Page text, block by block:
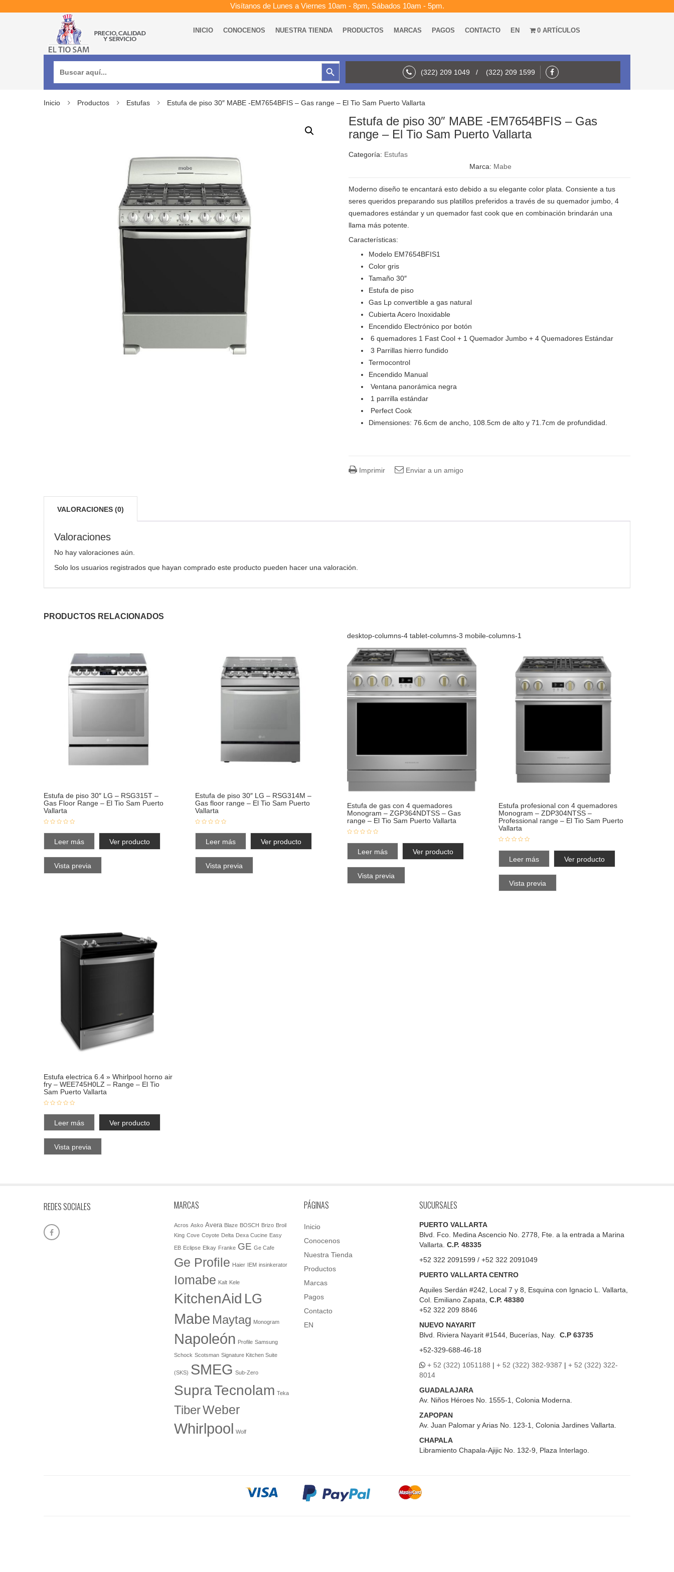
Visítanos de Lunes a Viernes 10am - 8pm, Sábados 10am - 5pm.
INICIO CONOCENOS NUESTRA TIENDA PRODUCTOS MARCAS PAGOS CONTACTO EN 0 ARTÍCULOS
Botón de búsqueda
(322) 209 1049 / (322) 209 1599
Inicio Productos Estufas Estufa de piso 30″ MABE -EM7654BFIS – Gas range – El Tio Sam Puerto Vallarta
Estufa de piso 30″ MABE -EM7654BFIS – Gas
range – El Tio Sam Puerto Vallarta
Categoría: Estufas
Marca: Mabe
Moderno diseño te encantará esto debido a su elegante color plata. Consiente a tus
seres queridos preparando sus platillos preferidos a través de su quemador jumbo, 4
quemadores estándar y un quemador fast cook que en combinación brindarán una
llama más potente.
Características:
Modelo EM7654BFIS1
Color gris
Tamaño 30″
Estufa de piso
Gas Lp convertible a gas natural
Cubierta Acero Inoxidable
Encendido Electrónico por botón
6 quemadores 1 Fast Cool + 1 Quemador Jumbo + 4 Quemadores Estándar
3 Parrillas hierro fundido
Termocontrol
Encendido Manual
Ventana panorámica negra
1 parrilla estándar
Perfect Cook
Dimensiones: 76.6cm de ancho, 108.5cm de alto y 71.7cm de profundidad.
Imprimir Enviar a un amigo
VALORACIONES (0)
Valoraciones
No hay valoraciones aún.
Solo los usuarios registrados que hayan comprado este producto pueden hacer una valoración.
PRODUCTOS RELACIONADOS
desktop-columns-4 tablet-columns-3 mobile-columns-1
Estufa de piso 30″ LG – RSG315T –
Gas Floor Range – El Tio Sam Puerto
Vallarta
Leer más Ver producto
Vista previa
Estufa de piso 30″ LG – RSG314M –
Gas floor range – El Tio Sam Puerto
Vallarta
Leer más Ver producto
Vista previa
Estufa de gas con 4 quemadores
Monogram – ZGP364NDTSS – Gas
range – El Tio Sam Puerto Vallarta
Leer más Ver producto
Vista previa
Estufa profesional con 4 quemadores
Monogram – ZDP304NTSS –
Professional range – El Tio Sam Puerto
Vallarta
Leer más Ver producto
Vista previa
Estufa electrica 6.4 » Whirlpool horno air
fry – WEE745H0LZ – Range – El Tio
Sam Puerto Vallarta
Leer más Ver producto
Vista previa
REDES SOCIALES MARCAS
Acros Asko Avera Blaze BOSCH Brizo Broil
King Cove Coyote Delta Dexa Cucine Easy
EB Eclipse Elkay Franke GE Ge Cafe
Ge Profile Haier IEM insinkerator
Iomabe Kalt Kele
KitchenAid LG
Mabe Maytag Monogram
Napoleón Profile Samsung
Schock Scotsman Signature Kitchen Suite
(SKS) SMEG Sub-Zero
SupraTecnolam Teka
TiberWeber
Whirlpool Wolf
PÁGINAS
Inicio
Conocenos
Nuestra Tienda
Productos
Marcas
Pagos
Contacto
EN
SUCURSALES
PUERTO VALLARTA
Blvd. Fco. Medina Ascencio No. 2778, Fte. a la entrada a Marina
Vallarta. C.P. 48335
+52 322 2091599 / +52 322 2091049
PUERTO VALLARTA CENTRO
Aquiles Serdán #242, Local 7 y 8, Esquina con Ignacio L. Vallarta,
Col. Emiliano Zapata, C.P. 48380
+52 322 209 8846
NUEVO NAYARIT
Blvd. Riviera Nayarit #1544, Bucerías, Nay. C.P 63735
+52-329-688-46-18
+ 52 (322) 1051188 | + 52 (322) 382-9387 | + 52 (322) 322-
8014
GUADALAJARA
Av. Niños Héroes No. 1555-1, Colonia Moderna.
ZAPOPAN
Av. Juan Palomar y Arias No. 123-1, Colonia Jardines Vallarta.
CHAPALA
Libramiento Chapala-Ajijic No. 132-9, Plaza Interlago.